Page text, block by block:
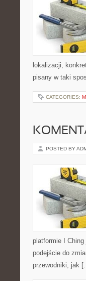
lokalizacji,
pisany w taki
CATEGORIES:
POSTED BY
platformie I
podejście do
przewodniki, jak